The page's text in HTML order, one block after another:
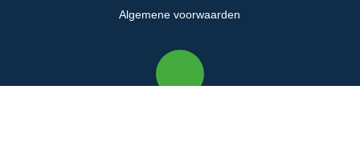
Algemene voorwaarden